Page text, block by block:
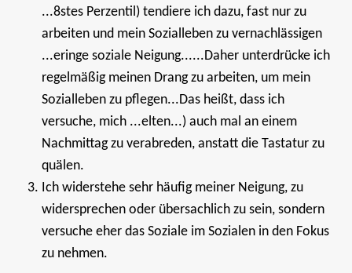
...8stes Perzentil) tendiere ich dazu, fast nur zu
arbeiten und mein Sozialleben zu vernachlässigen
...eringe soziale Neigung......Daher unterdrücke ich
regelmäßig meinen Drang zu arbeiten, um mein
Sozialleben zu pflegen...Das heißt, dass ich
versuche, mich ...elten...) auch mal an einem
Nachmittag zu verabreden, anstatt die Tastatur zu
quälen.
Ich widerstehe sehr häufig meiner Neigung, zu
widersprechen oder übersachlich zu sein, sondern
versuche eher das Soziale im Sozialen in den Fokus
zu nehmen.